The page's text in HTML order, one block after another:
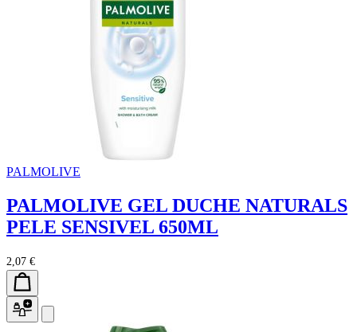
PALMOLIVE
PALMOLIVE GEL DUCHE NATURALS
PELE SENSIVEL 650ML
2,07 €